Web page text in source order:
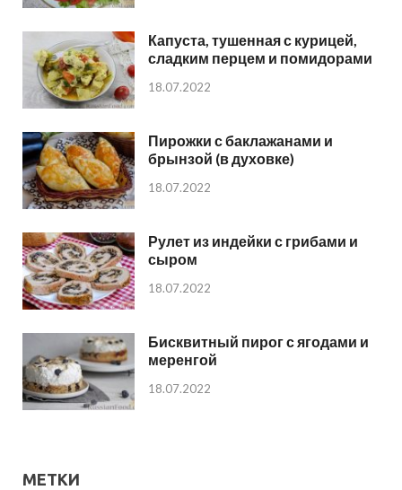
Капуста, тушенная с курицей,
сладким перцем и помидорами
18.07.2022
Пирожки с баклажанами и
брынзой (в духовке)
18.07.2022
Рулет из индейки с грибами и
сыром
18.07.2022
Бисквитный пирог с ягодами и
меренгой
18.07.2022
МЕТКИ